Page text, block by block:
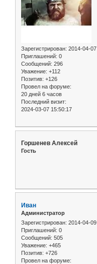
Зарегистрирован: 2014-04-07
Приглашений: 0
Сообщений: 296
Уважение: +112
Позитив: +126
Провел на форуме:
20 дней 6 часов
Последний визит:
2024-03-07 15:50:17
Горшенев Алексей
Гость
Иван
Администратор
Зарегистрирован: 2014-04-09
Приглашений: 0
Сообщений: 505
Уважение: +465
Позитив: +726
Провел на форуме: